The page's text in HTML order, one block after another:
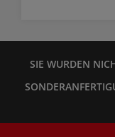
SIE WURDEN